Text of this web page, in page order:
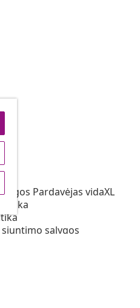
Pardavėjas vidaXL
sąlygos